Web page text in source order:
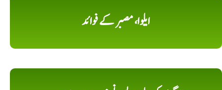
ایلوا، مصبر کے فوائد